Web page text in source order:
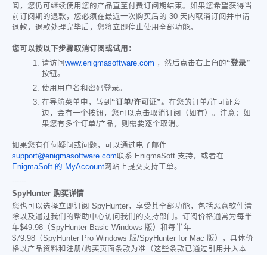
阅，您仍可继续使用您的产品直至付费订阅期结束。如果您希望获得当
前订阅期的退款，您必须在最近一次购买后的 30 天内取消订阅并申请
退款，退款处理完毕后，您将立即停止使用全部功能。
您可以按以下步骤取消订阅或试用：
请访问www.enigmasoftware.com ，然后点击右上角的“登录”
按钮。
使用用户名和密码登录。
在导航菜单中，转到 “订单/许可证”。 在您的订单/许可证旁
边，会有一个按钮，您可以点击取消订阅（如有）。注意：如
果您有多个订单/产品，则需要逐个取消。
如果您有任何疑问或问题，可以通过电子邮件
support@enigmasoftware.com联系 EnigmaSoft 支持，或者在
EnigmaSoft 的 MyAccount网站上提交支持工单。
------
SpyHunter 购买详情
您也可以选择立即订阅 SpyHunter，享受其全部功能，包括恶意软件清
除以及通过我们的帮助中心访问我们的支持部门。订阅价格通常为每半
年$49.98 （SpyHunter Basic Windows 版）和每半年
$79.98 （SpyHunter Pro Windows 版/SpyHunter for Mac 版），具体价
格以产品资料和注册/购买页面条款为准（这些条款已通过引用并入本